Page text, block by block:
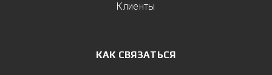
Клиенты
КАК СВЯЗАТЬСЯ